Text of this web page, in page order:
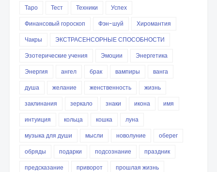
Таро
Тест Техники
Успех
Финансовый гороскоп
Фэн-шуй
Хиромантия
Чакры
ЭКСТРАСЕНСОРНЫЕ СПОСОБНОСТИ
Эзотерические учения
Эмоции
Энергетика
Энергия
ангел брак вампиры
ванга
душа
желание женственность
жизнь
заклинания
зеркало знаки икона
имя
интуиция
кольца кошка
луна
музыка для души
мысли новолуние
оберег
обряды
подарки подсознание
праздник
предсказание
приворот
прошлая жизнь